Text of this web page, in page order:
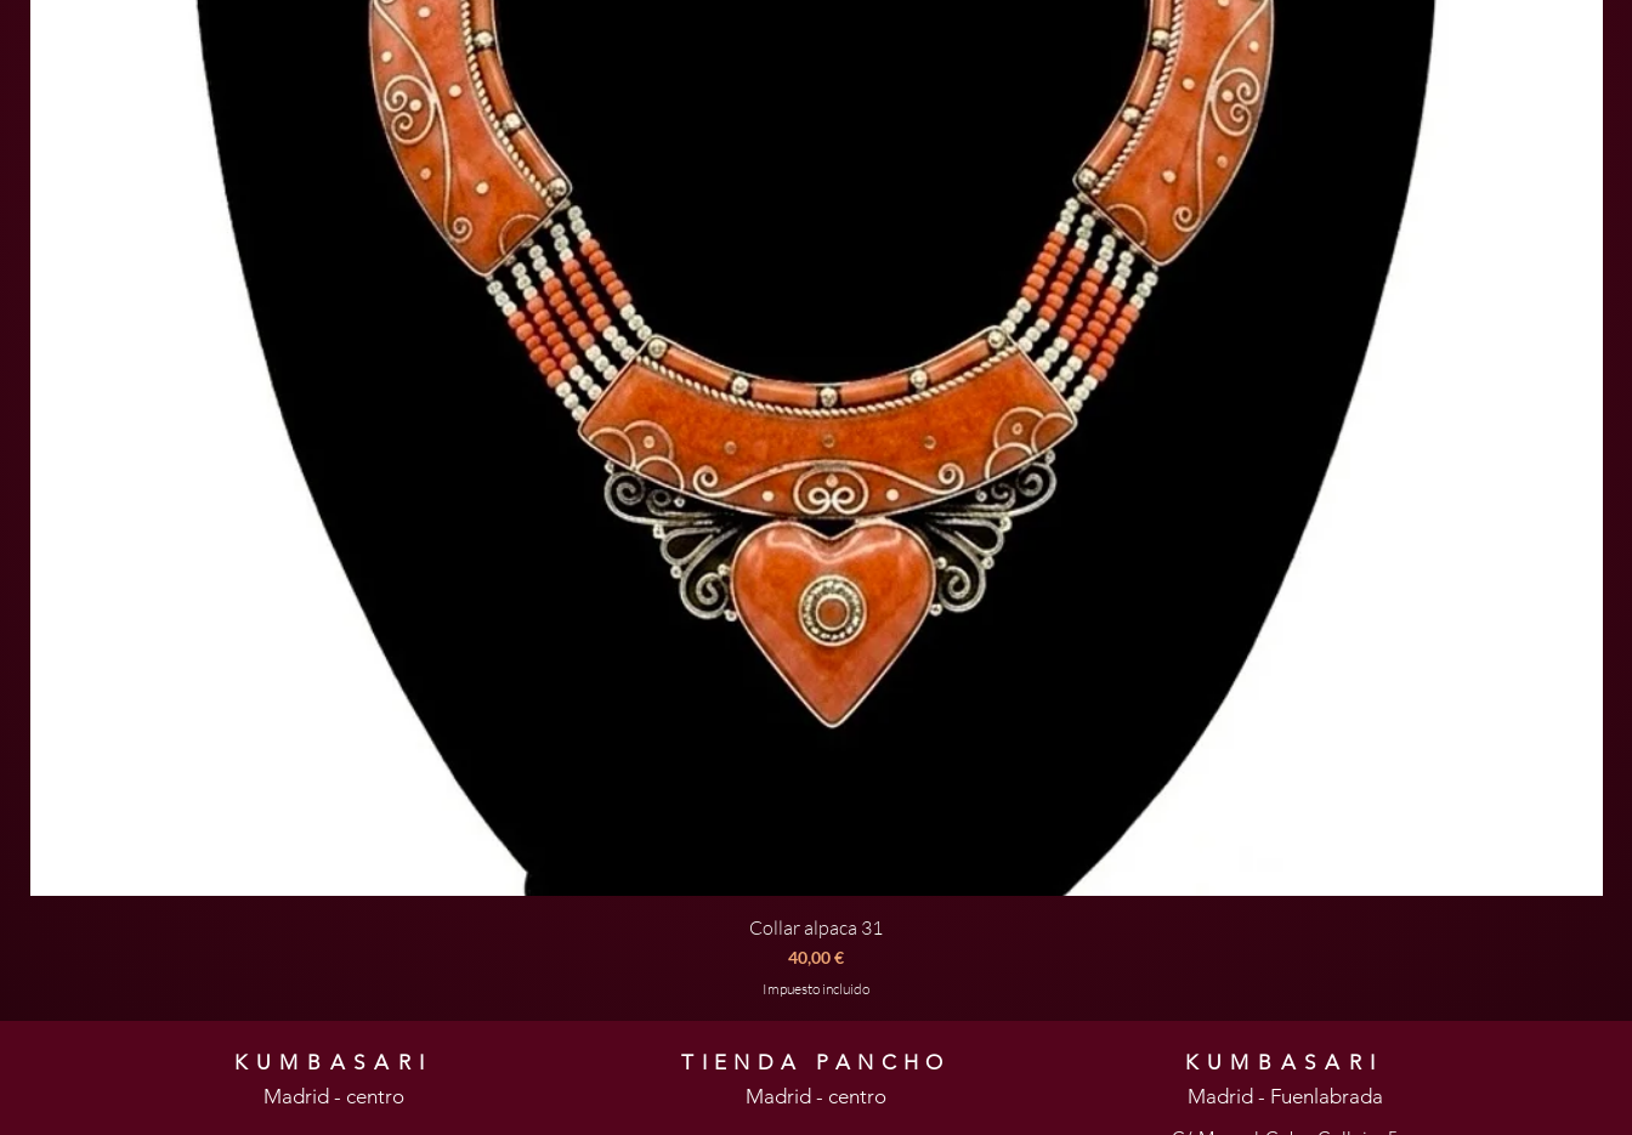
Vista rápida
Collar alpaca 31
Precio
40,00 €
Impuesto incluido
KUMBASARI
Madrid - centro
TIENDA PANCHO
Madrid - centro
KUMBASARI
Madrid - Fuenlabrada